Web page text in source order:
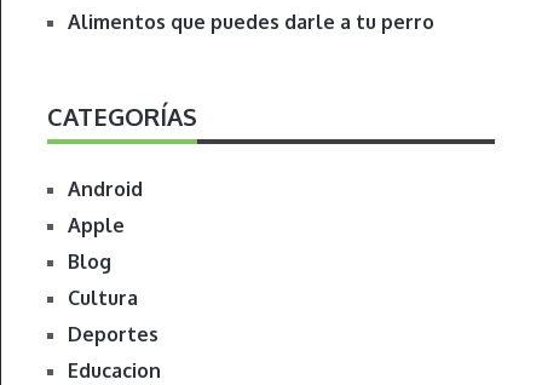
Alimentos que puedes darle a tu perro
CATEGORÍAS
Android
Apple
Blog
Cultura
Deportes
Educacion